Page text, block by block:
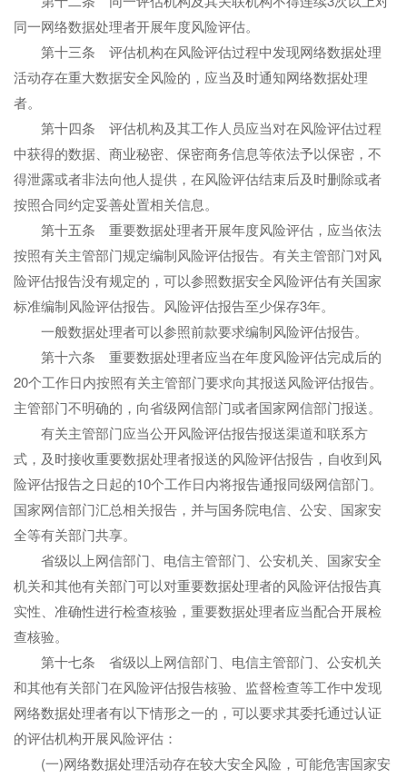
同一网络数据处理者开展年度风险评估。
第十三条 评估机构在风险评估过程中发现网络数据处理
活动存在重大数据安全风险的，应当及时通知网络数据处理
者。
第十四条 评估机构及其工作人员应当对在风险评估过程
中获得的数据、商业秘密、保密商务信息等依法予以保密，不
得泄露或者非法向他人提供，在风险评估结束后及时删除或者
按照合同约定妥善处置相关信息。
第十五条 重要数据处理者开展年度风险评估，应当依法
按照有关主管部门规定编制风险评估报告。有关主管部门对风
险评估报告没有规定的，可以参照数据安全风险评估有关国家
标准编制风险评估报告。风险评估报告至少保存3年。
一般数据处理者可以参照前款要求编制风险评估报告。
第十六条 重要数据处理者应当在年度风险评估完成后的
20个工作日内按照有关主管部门要求向其报送风险评估报告。
主管部门不明确的，向省级网信部门或者国家网信部门报送。
有关主管部门应当公开风险评估报告报送渠道和联系方
式，及时接收重要数据处理者报送的风险评估报告，自收到风
险评估报告之日起的10个工作日内将报告通报同级网信部门。
国家网信部门汇总相关报告，并与国务院电信、公安、国家安
全等有关部门共享。
省级以上网信部门、电信主管部门、公安机关、国家安全
机关和其他有关部门可以对重要数据处理者的风险评估报告真
实性、准确性进行检查核验，重要数据处理者应当配合开展检
查核验。
第十七条 省级以上网信部门、电信主管部门、公安机关
和其他有关部门在风险评估报告核验、监督检查等工作中发现
网络数据处理者有以下情形之一的，可以要求其委托通过认证
的评估机构开展风险评估：
(一)网络数据处理活动存在较大安全风险，可能危害国家安